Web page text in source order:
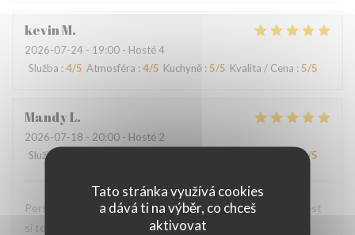
Tato stránka využívá cookies
a dává ti na výběr, co chceš
aktivovat
kevinM
2026-07-24 - 19:00 - Hosté 4
Služba : 4/5 Atmosféra : 4/5 Kuchyně : 5/5 Kvalita / Cena : 5/5
MandyL
2026-07-18 - 20:00 - Hosté 2
Služba
5/5
Personnel très agréable et à l'écoute du client. La viande est
si tendre et tous les accompagnements sont exquis ! Plus